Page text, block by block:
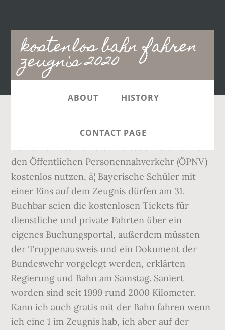
kostenlos bahn fahren
zeugnis 2020
Main
navigation
ABOUT HISTORY
CONTACT PAGE
Die Preise für Fahrten mit öffentlichen
den Öffentlichen Personennahverkehr (ÖPNV)
kostenlos nutzen, â¦ Bayerische Schüler mit
einer Eins auf dem Zeugnis dürfen am 31.
Buchbar seien die kostenlosen Tickets für
dienstliche und private Fahrten über ein
eigenes Buchungsportal, außerdem müssten
der Truppenausweis und ein Dokument der
Bundeswehr vorgelegt werden, erklärten
Regierung und Bahn am Samstag. Saniert
worden sind seit 1999 rund 2000 Kilometer.
Kann ich auch gratis mit der Bahn fahren wenn
ich eine 1 im Zeugnis hab, ich aber auf der